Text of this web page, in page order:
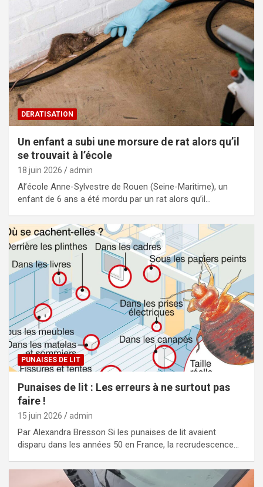
DERATISATION
Un enfant a subi une morsure de rat alors qu’il
se trouvait à l’école
18 juin 2026 admin
Al’école Anne-Sylvestre de Rouen (Seine-Maritime), un
enfant de 6 ans a été mordu par un rat alors qu’il…
PUNAISES DE LIT
Punaises de lit : Les erreurs à ne surtout pas
faire !
15 juin 2026 admin
Par Alexandra Bresson Si les punaises de lit avaient
disparu dans les années 50 en France, la recrudescence…